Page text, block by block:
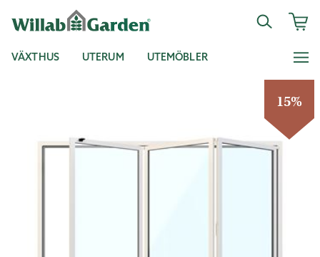
VÄXTHUS UTERUM UTEMÖBLER
15%